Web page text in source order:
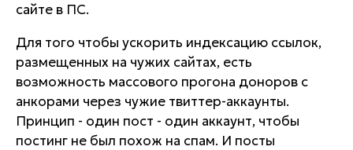
сайте в ПС.
Для того чтобы ускорить индексацию ссылок,
размещенных на чужих сайтах, есть
возможность массового прогона доноров с
анкорами через чужие твиттер-аккаунты.
Принцип - один пост - один аккаунт, чтобы
постинг не был похож на спам. И посты